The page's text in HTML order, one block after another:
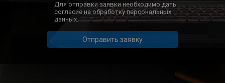
Для отправки заявки необходимо дать
согласие на обработку персональных
данных.
Отправить заявку